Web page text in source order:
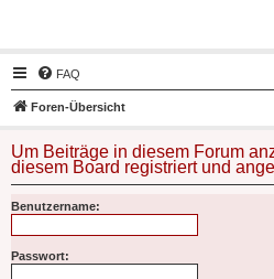
FAQ
Foren-Übersicht
Um Beiträge in diesem Forum
diesem Board registriert und
Benutzername:
Passwort: